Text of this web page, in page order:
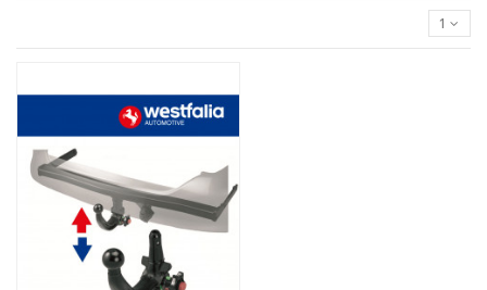
1